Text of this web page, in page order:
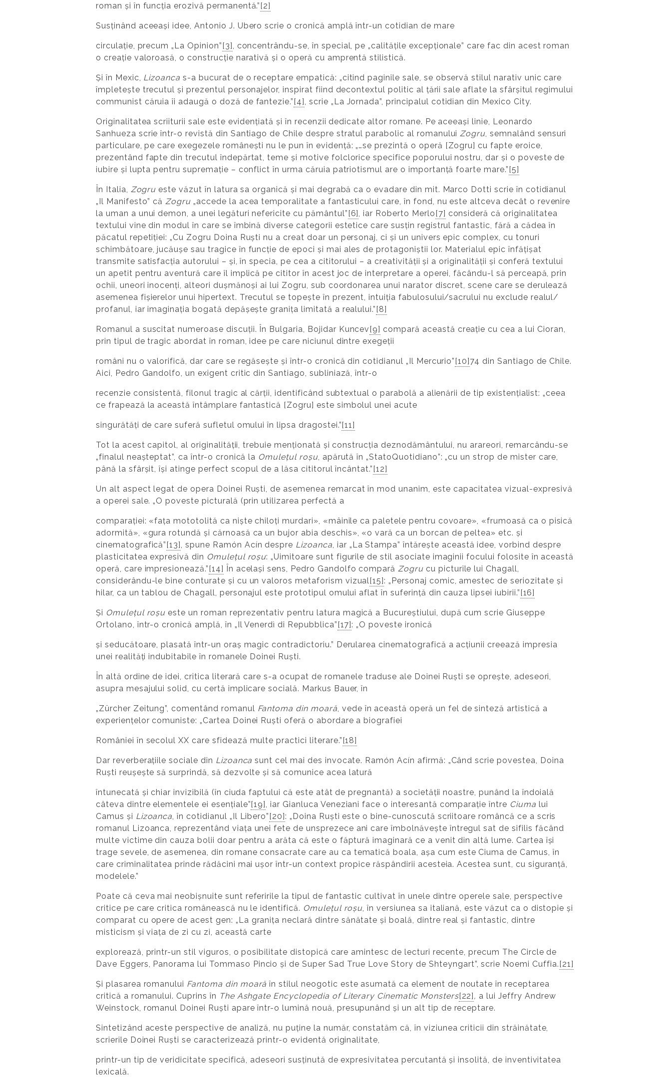
roman și în funcția erozivă permanentă.”[2]
Susținând aceeași idee, Antonio J. Ubero scrie o cronică amplă într-un cotidian de mare
circulație, precum „La Opinion”[3] , concentrându-se, în special, pe „calitățile excepționale” care fac din acest roman
o creație valoroasă, o construcție narativă și o operă cu amprentă stilistică.
Și în Mexic, Lizoanca s-a bucurat de o receptare empatică: „citind paginile sale, se observă stilul narativ unic care
împletește trecutul și prezentul personajelor, inspirat fiind decontextul politic al țării sale aflate la sfârșitul regimului
communist căruia îi adaugă o doză de fantezie.”[4] , scrie „La Jornada”, principalul cotidian din Mexico City.
Originalitatea scriiturii sale este evidențiată și în recenzii dedicate altor romane. Pe aceeași linie, Leonardo
Sanhueza scrie într-o revistă din Santiago de Chile despre stratul parabolic al romanului Zogru , semnalând sensuri
particulare, pe care exegezele românești nu le pun în evidență: „…se prezintă o operă [Zogru] cu fapte eroice,
prezentând fapte din trecutul îndepărtat, teme și motive folclorice specifice poporului nostru, dar și o poveste de
iubire și lupta pentru supremație – conflict în urma căruia patriotismul are o importanță foarte mare.”[5]
În Italia, Zogru este văzut în latura sa organică și mai degrabă ca o evadare din mit. Marco Dotti scrie în cotidianul
„Il Manifesto” că Zogru „accede la acea temporalitate a fantasticului care, în fond, nu este altceva decât o revenire
la uman a unui demon, a unei legături nefericite cu pământul”[6] , iar Roberto Merlo[7] consideră că originalitatea
textului vine din modul în care se îmbină diverse categorii estetice care susțin registrul fantastic, fără a cădea în
păcatul repetiției: „Cu Zogru Doina Ruști nu a creat doar un personaj, ci și un univers epic complex, cu tonuri
schimbătoare, jucăușe sau tragice în funcție de epoci și mai ales de protagoniștii lor. Materialul epic înfățișat
transmite satisfacția autorului – și, în specia, pe cea a cititorului – a creativității și a originalității și conferă textului
un apetit pentru aventură care îl implică pe cititor în acest joc de interpretare a operei, făcându-l să perceapă, prin
ochii, uneori inocenți, alteori dușmănoși ai lui Zogru, sub coordonarea unui narator discret, scene care se derulează
asemenea fișierelor unui hipertext. Trecutul se topește în prezent, intuiția fabulosului/sacrului nu exclude realul/
profanul, iar imaginația bogată depășește granița limitată a realului.”[8]
Romanul a suscitat numeroase discuții. În Bulgaria, Bojidar Kuncev[9] compară această creație cu cea a lui Cioran,
prin tipul de tragic abordat în roman, idee pe care niciunul dintre exegeții
români nu o valorifică, dar care se regăsește și într-o cronică din cotidianul „Il Mercurio”[10]74 din Santiago de Chile.
Aici, Pedro Gandolfo, un exigent critic din Santiago, subliniază, într-o
recenzie consistentă, filonul tragic al cărții, identificând subtextual o parabolă a alienării de tip existențialist: „ceea
ce frapează la această întâmplare fantastică [Zogru] este simbolul unei acute
singurătăți de care suferă sufletul omului în lipsa dragostei.”[11]
Tot la acest capitol, al originalității, trebuie menționată și construcția deznodământului, nu arareori, remarcându-se
„finalul neașteptat”, ca într-o cronică la Omulețul roșu , apărută în „StatoQuotidiano”: „cu un strop de mister care,
până la sfârșit, își atinge perfect scopul de a lăsa cititorul încântat.”[12]
Un alt aspect legat de opera Doinei Ruști, de asemenea remarcat în mod unanim, este capacitatea vizual-expresivă
a operei sale. „O poveste picturală (prin utilizarea perfectă a
comparației: «fața mototolită ca niște chiloți murdari», «mâinile ca paletele pentru covoare», «frumoasă ca o pisică
adormită», «gura rotundă și cărnoasă ca un bujor abia deschis», «o vară ca un borcan de peltea» etc. și
cinematografică”[13] , spune Ramón Acín despre Lizoanca , iar „La Stampa” întărește această idee, vorbind despre
plasticitatea expresivă din Omulețul roșu: „Uimitoare sunt figurile de stil asociate imaginii focului folosite în această
operă, care impresionează.”[14] În același sens, Pedro Gandolfo compară Zogru cu picturile lui Chagall,
considerându-le bine conturate și cu un valoros metaforism vizual[15]: „Personaj comic, amestec de seriozitate și
hilar, ca un tablou de Chagall, personajul este prototipul omului aflat în suferință din cauza lipsei iubirii.”[16]
Și Omulețul roșu este un roman reprezentativ pentru latura magică a Bucureștiului, după cum scrie Giuseppe
Ortolano, într-o cronică amplă, în „Il Venerdì di Repubblica”[17]: „O poveste ironică
și seducătoare, plasată într-un oraș magic contradictoriu.” Derularea cinematografică a acțiunii creează impresia
unei realități indubitabile în romanele Doinei Ruști.
În altă ordine de idei, critica literară care s-a ocupat de romanele traduse ale Doinei Ruști se oprește, adeseori,
asupra mesajului solid, cu certă implicare socială. Markus Bauer, în
„Zürcher Zeitung”, comentând romanul Fantoma din moară , vede în această operă un fel de sinteză artistică a
experiențelor comuniste: „Cartea Doinei Ruști oferă o abordare a biografiei
României în secolul XX care sfidează multe practici literare.”[18]
Dar reverberațiile sociale din Lizoanca sunt cel mai des invocate. Ramón Acín afirmă: „Când scrie povestea, Doina
Ruști reușește să surprindă, să dezvolte și să comunice acea latură
întunecată și chiar invizibilă (în ciuda faptului că este atât de pregnantă) a societății noastre, punând la îndoială
câteva dintre elementele ei esențiale”[19] , iar Gianluca Veneziani face o interesantă comparație între Ciuma lui
Camus și Lizoanca , în cotidianul „Il Libero”[20]: „Doina Ruști este o bine-cunoscută scriitoare româncă ce a scris
romanul Lizoanca, reprezentând viața unei fete de unsprezece ani care îmbolnăvește întregul sat de sifilis făcând
multe victime din cauza bolii doar pentru a arăta că este o făptură imaginară ce a venit din altă lume. Cartea își
trage sevele, de asemenea, din romane consacrate care au ca tematică boala, așa cum este Ciuma de Camus, în
care criminalitatea prinde rădăcini mai ușor într-un context propice răspândirii acesteia. Acestea sunt, cu siguranță,
modelele.”
Poate că ceva mai neobișnuite sunt referirile la tipul de fantastic cultivat în unele dintre operele sale, perspective
critice pe care critica românească nu le identifică. Omulețul roșu , în versiunea sa italiană, este văzut ca o distopie și
comparat cu opere de acest gen: „La granița neclară dintre sănătate și boală, dintre real și fantastic, dintre
misticism și viața de zi cu zi, această carte
explorează, printr-un stil viguros, o posibilitate distopică care amintesc de lecturi recente, precum The Circle de
Dave Eggers, Panorama lui Tommaso Pincio și de Super Sad True Love Story de Shteyngart”, scrie Noemi Cuffia.[21]
Și plasarea romanului Fantoma din moară în stilul neogotic este asumată ca element de noutate în receptarea
critică a romanului. Cuprins în The Ashgate Encyclopedia of Literary Cinematic Monsters[22], a lui Jeffry Andrew
Weinstock, romanul Doinei Ruști apare într-o lumină nouă, presupunând și un alt tip de receptare.
Sintetizând aceste perspective de analiză, nu puține la număr, constatăm că, în viziunea criticii din străinătate,
scrierile Doinei Ruști se caracterizează printr-o evidentă originalitate,
printr-un tip de veridicitate specifică, adeseori susținută de expresivitatea percutantă și insolită, de inventivitatea
lexicală.